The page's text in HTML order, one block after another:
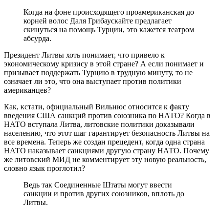
Когда на фоне происходящего проамериканская до
корней волос Даля Грибаускайте предлагает
скинуться на помощь Турции, это кажется театром
абсурда.
Президент Литвы хоть понимает, что привело к
экономическому кризису в этой стране? А если понимает и
призывает поддержать Турцию в трудную минуту, то не
означает ли это, что она выступает против политики
американцев?
Как, кстати, официальный Вильнюс относится к факту
введения США санкций против союзника по НАТО? Когда в
НАТО вступала Литва, литовские политики доказывали
населению, что этот шаг гарантирует безопасность Литвы на
все времена. Теперь же создан прецедент, когда одна страна
НАТО наказывает санкциями другую страну НАТО. Почему
же литовский МИД не комментирует эту новую реальность,
словно язык проглотил?
Ведь так Соединенные Штаты могут ввести
санкции и против других союзников, вплоть до
Литвы.